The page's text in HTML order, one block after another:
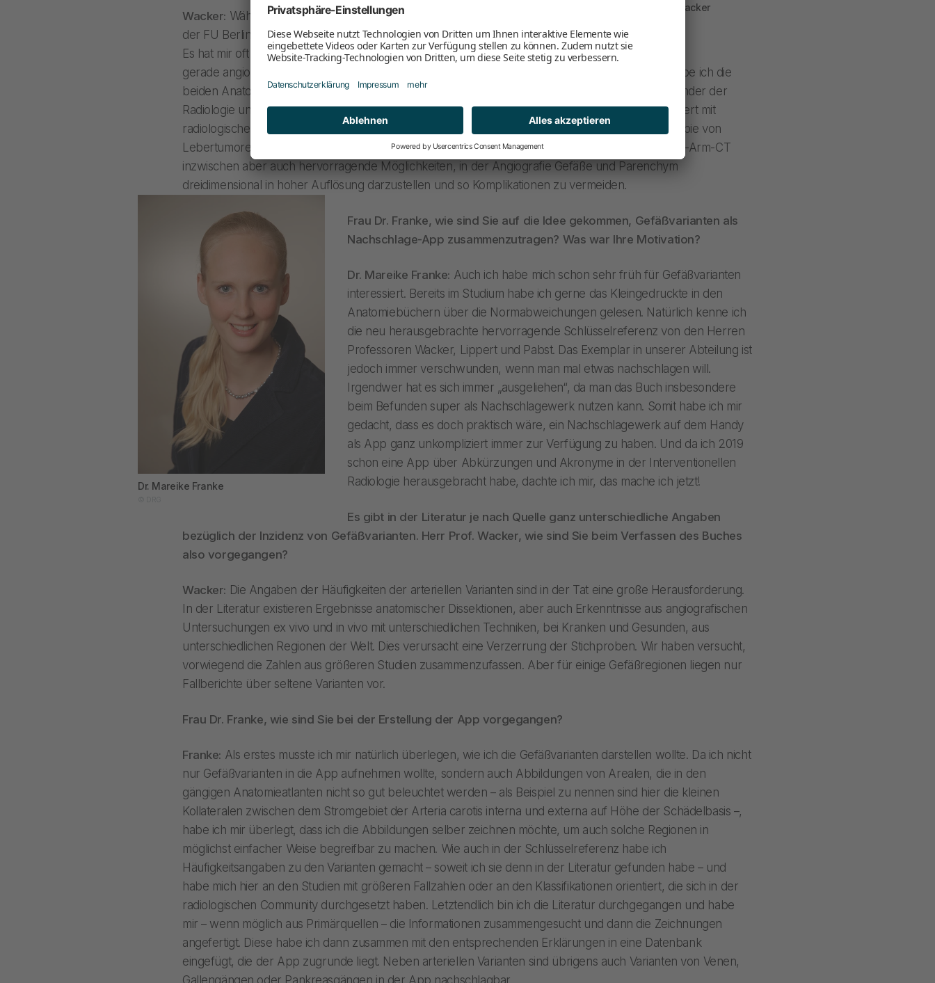
Prof. Dr. Frank Wacker
Wacker: Während meiner Weiterbildung in der Radiologie des Klinikum Steglitz
der FU Berlin habe ich das Buch von Lippert und Pabst sehr häufig genutzt.
Es hat mir oft geholfen, zu verstehen, welche anatomische Variation ich
gerade angiografiert habe. Nach meiner Berufung an die Medizinische Hochschule Hannover habe ich die
beiden Anatomen, beide MHH Alumni, dann persönlich kennen gelernt. Mithilfe vieler Mitarbeitender der
Radiologie und Neuroradiologie der MHH entstand dann die Neuauflage ihres Buches, angereichert mit
radiologischen Abbildungen. Ich nutze das Buch weiterhin sehr häufig, wenn es um die i.a.-Therapie von
Lebertumoren geht und wir zum Beispiel die Aa. gastricae suchen. Natürlich haben wir mit dem C-Arm-CT
inzwischen aber auch hervorragende Möglichkeiten, in der Angiografie Gefäße und Parenchym
dreidimensional in hoher Auflösung darzustellen und so Komplikationen zu vermeiden.
Dr. Mareike Franke
Frau Dr. Franke, wie sind Sie auf die Idee gekommen, Gefäßvarianten als
Nachschlage-App zusammenzutragen? Was war Ihre Motivation?
Dr. Mareike Franke: Auch ich habe mich schon sehr früh für Gefäßvarianten
interessiert. Bereits im Studium habe ich gerne das Kleingedruckte in den
Anatomiebüchern über die Normabweichungen gelesen. Natürlich kenne ich
die neu herausgebrachte hervorragende Schlüsselreferenz von den Herren
Professoren Wacker, Lippert und Pabst. Das Exemplar in unserer Abteilung ist
jedoch immer verschwunden, wenn man mal etwas nachschlagen will.
Irgendwer hat es sich immer „ausgeliehen“, da man das Buch insbesondere
beim Befunden super als Nachschlagewerk nutzen kann. Somit habe ich mir
gedacht, dass es doch praktisch wäre, ein Nachschlagewerk auf dem Handy
als App ganz unkompliziert immer zur Verfügung zu haben. Und da ich 2019
schon eine App über Abkürzungen und Akronyme in der Interventionellen
Radiologie herausgebracht habe, dachte ich mir, das mache ich jetzt!
Es gibt in der Literatur je nach Quelle ganz unterschiedliche Angaben
bezüglich der Inzidenz von Gefäßvarianten. Herr Prof. Wacker, wie sind Sie beim Verfassen des Buches
also vorgegangen?
Wacker: Die Angaben der Häufigkeiten der arteriellen Varianten sind in der Tat eine große Herausforderung.
In der Literatur existieren Ergebnisse anatomischer Dissektionen, aber auch Erkenntnisse aus angiografischen
Untersuchungen ex vivo und in vivo mit unterschiedlichen Techniken, bei Kranken und Gesunden, aus
unterschiedlichen Regionen der Welt. Dies verursacht eine Verzerrung der Stichproben. Wir haben versucht,
vorwiegend die Zahlen aus größeren Studien zusammenzufassen. Aber für einige Gefäßregionen liegen nur
Fallberichte über seltene Varianten vor.
Frau Dr. Franke, wie sind Sie bei der Erstellung der App vorgegangen?
Franke: Als erstes musste ich mir natürlich überlegen, wie ich die Gefäßvarianten darstellen wollte. Da ich nicht
nur Gefäßvarianten in die App aufnehmen wollte, sondern auch Abbildungen von Arealen, die in den
gängigen Anatomieatlanten nicht so gut beleuchtet werden – als Beispiel zu nennen sind hier die kleinen
Kollateralen zwischen dem Stromgebiet der Arteria carotis interna und externa auf Höhe der Schädelbasis –,
habe ich mir überlegt, dass ich die Abbildungen selber zeichnen möchte, um auch solche Regionen in
möglichst einfacher Weise begreifbar zu machen. Wie auch in der Schlüsselreferenz habe ich
Häufigkeitsangaben zu den Varianten gemacht – soweit ich sie denn in der Literatur gefunden habe – und
habe mich hier an den Studien mit größeren Fallzahlen oder an den Klassifikationen orientiert, die sich in der
radiologischen Community durchgesetzt haben. Letztendlich bin ich die Literatur durchgegangen und habe
mir – wenn möglich aus Primärquellen – die Informationen zusammengesucht und dann die Zeichnungen
angefertigt. Diese habe ich dann zusammen mit den entsprechenden Erklärungen in eine Datenbank
eingefügt, die der App zugrunde liegt. Neben arteriellen Varianten sind übrigens auch Varianten von Venen,
Gallengängen oder Pankreasgängen in der App nachschlagbar.